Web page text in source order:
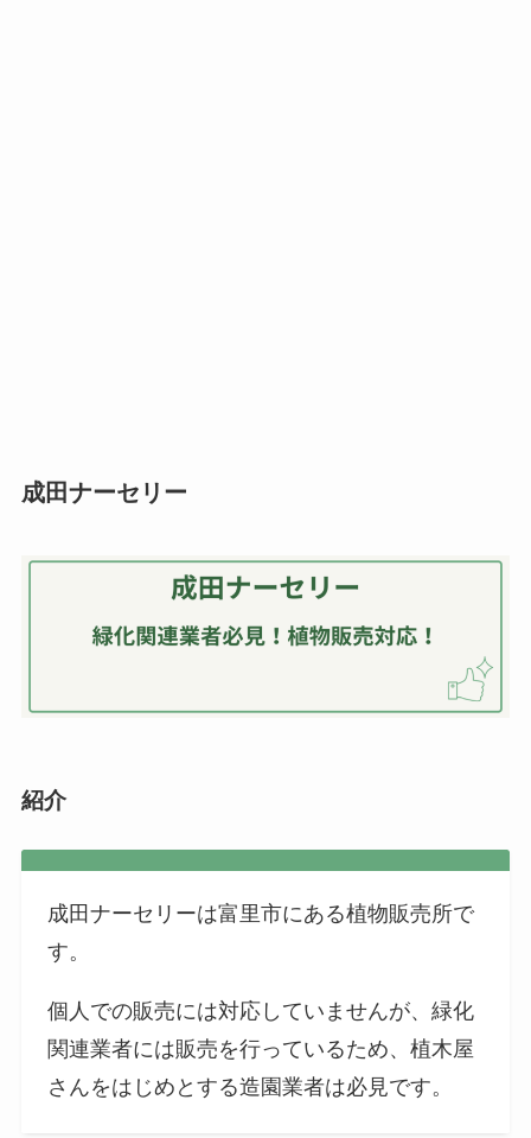
成田ナーセリー
紹介
成田ナーセリーは富里市にある植物販売所で
す。
個人での販売には対応していませんが、緑化
関連業者には販売を行っているため、植木屋
さんをはじめとする造園業者は必見です。